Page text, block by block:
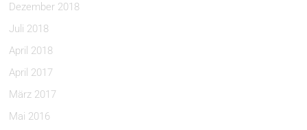
Dezember 2018
Juli 2018
April 2018
April 2017
März 2017
Mai 2016